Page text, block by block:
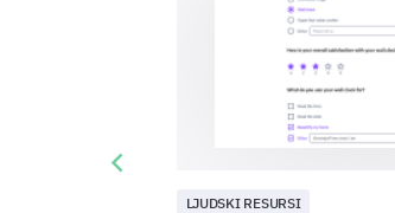
LJUDSKI RESURSI
Previous slide